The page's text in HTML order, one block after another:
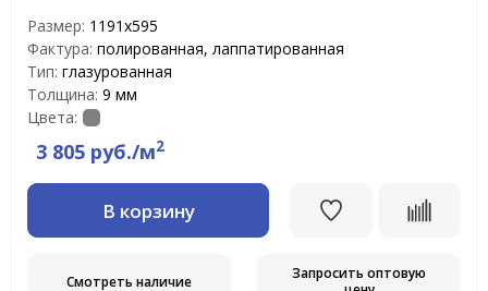
Размер: 1191x595
Фактура: полированная, лаппатированная
Тип: глазурованная
Толщина: 9 мм
Цвета:
3 805 руб./м2
В корзину
Смотреть наличие
Запросить оптовую